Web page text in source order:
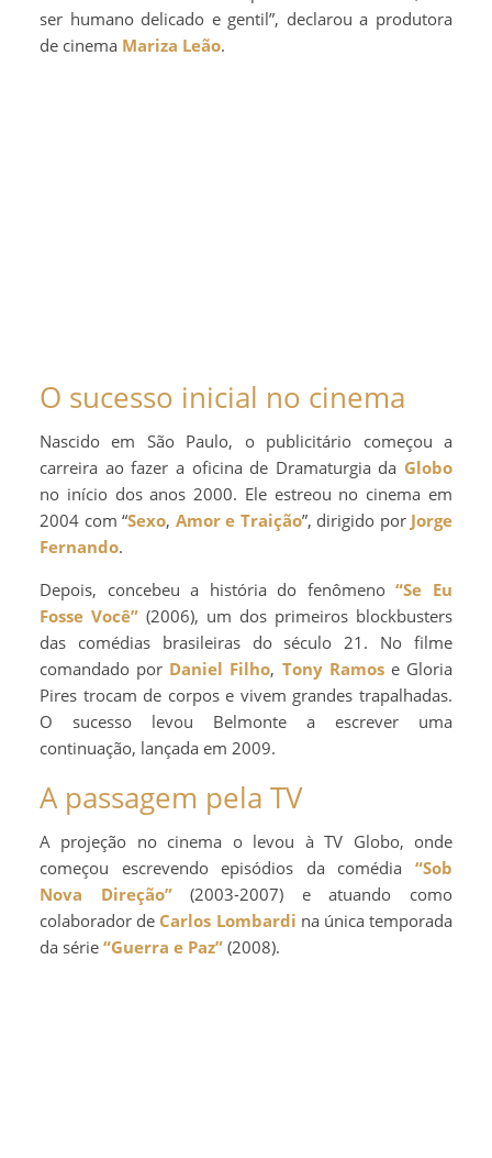
ser humano delicado e gentil”, declarou a produtora
de cinema Mariza Leão.
O sucesso inicial no cinema
Nascido em São Paulo, o publicitário começou a
carreira ao fazer a oficina de Dramaturgia da Globo
no início dos anos 2000. Ele estreou no cinema em
2004 com “Sexo, Amor e Traição”, dirigido por Jorge
Fernando.
Depois, concebeu a história do fenômeno“Se Eu
Fosse Você” (2006), um dos primeiros blockbusters
das comédias brasileiras do século 21. No filme
comandado por Daniel Filho, Tony Ramose Gloria
Pires trocam de corpos e vivem grandes trapalhadas.
O sucesso levou Belmonte a escrever uma
continuação, lançada em 2009.
A passagem pela TV
A projeção no cinema o levou à TV Globo, onde
começou escrevendo episódios da comédia “Sob
Nova Direção”(2003-2007) e atuando como
colaborador de Carlos Lombardi na única temporada
da série “Guerra e Paz” (2008).